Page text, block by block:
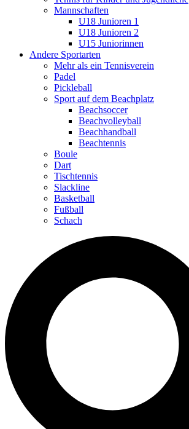
Mannschaften
U18 Junioren 1
U18 Junioren 2
U15 Juniorinnen
Andere Sportarten
Mehr als ein Tennisverein
Padel
Pickleball
Sport auf dem Beachplatz
Beachsoccer
Beachvolleyball
Beachhandball
Beachtennis
Boule
Dart
Tischtennis
Slackline
Basketball
Fußball
Schach